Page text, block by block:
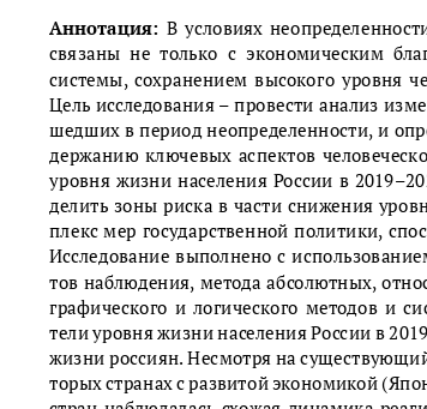
Аннотация: В условиях
связаны  не  только  с  экономическим
системы, сохранением высокого уровня
Цель исследования – провести анализ
шедших в период неопределенности, и
держанию ключевых аспектов
уровня жизни населения России в
делить зоны риска в части снижения
плекс мер государственной политики,
Исследование выполнено с
тов наблюдения, метода абсолютных,
графического и логического методов и
тели уровня жизни населения России в
жизни россиян. Несмотря на
торых странах с развитой экономикой
стран наблюдалась схожая динамика